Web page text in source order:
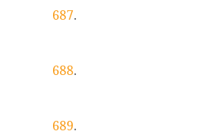
687.
688.
689.